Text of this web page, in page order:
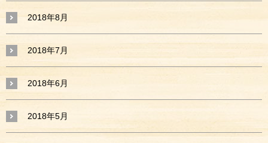
2018年8月
2018年7月
2018年6月
2018年5月